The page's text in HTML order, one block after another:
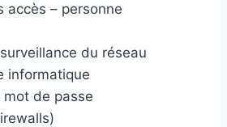
accès – personne
du réseau
informatique
de passe